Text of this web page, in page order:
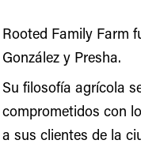
Rooted Family Farm
González y Presha.
Su filosofía agrícola
comprometidos con
a sus clientes de la